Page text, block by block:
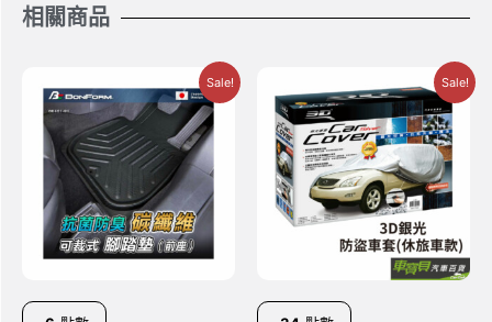
相關商品
Sale! Sale!